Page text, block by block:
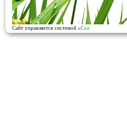
Сайт управляется системой uCoz